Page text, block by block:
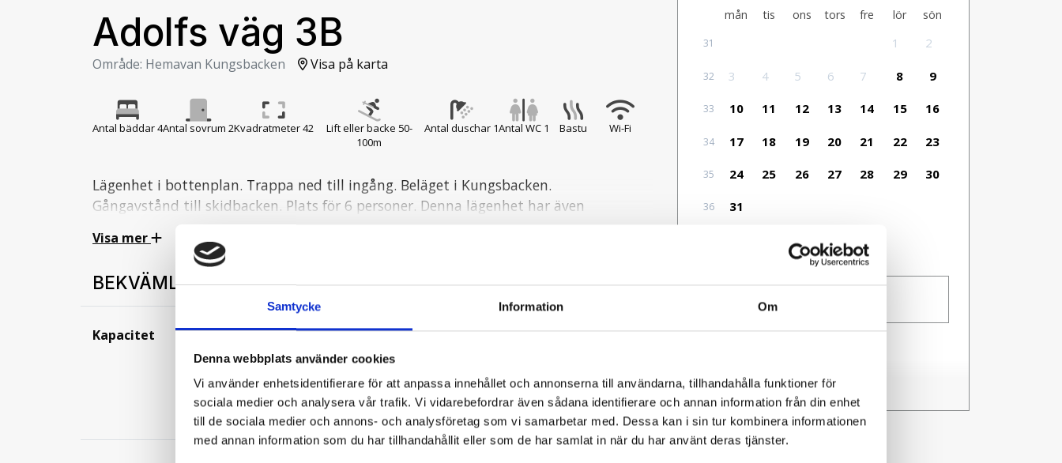
Samtycke Information Om
Denna webbplats använder cookies
Vi använder enhetsidentifierare för att anpassa innehållet och annonserna till användarna, tillhandahålla funktioner för
sociala medier och analysera vår trafik. Vi vidarebefordrar även sådana identifierare och annan information från din enhet
till de sociala medier och annons- och analysföretag som vi samarbetar med. Dessa kan i sin tur kombinera informationen
med annan information som du har tillhandahållit eller som de har samlat in när du har använt deras tjänster.
Adolfs väg 3B
Område: Hemavan Kungsbacken Visa på karta
Antal bäddar 4Antal sovrum 2Kvadratmeter 42
Lift eller backe 50-
100m
Antal duschar 1Antal WC 1 Bastu Wi-Fi
Lägenhet i bottenplan. Trappa ned till ingång. Beläget i Kungsbacken.
Gångavstånd till skidbacken. Plats för 6 personer. Denna lägenhet har även
Hall med Torkskåp.
Kök
Köket innehåller: spis med ugn, kyl och frys, micro, diskmaskin, brödrost,
kaffebryggare etc.
Sovrum 1: En våningssäng
Sovrum 2: En våningssäng, bred underslaf.
Visa mer
BEKVÄMLIGHETER
Kapacitet Antal bäddar:4 Antal WC:1
Antal duschar:1
Parkeringsplatser:
Parkering med
motorvärmare:
0 Parkering med laddning: 0
mån tis ons tors fre lör sön
31 1 2
32 3 4 5 6 7 8 9
33 10 11 12 13 14 15 16
34 17 18 19 20 21 22 23
35 24 25 26 27 28 29 30
36 31
Ingen incheckning
Gäster